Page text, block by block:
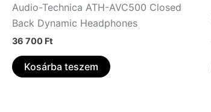
Audio-Technica ATH-AVC500 Closed
Back Dynamic Headphones
36 700 Ft
Kosárba teszem